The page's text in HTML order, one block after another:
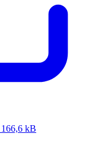
166,6 kB